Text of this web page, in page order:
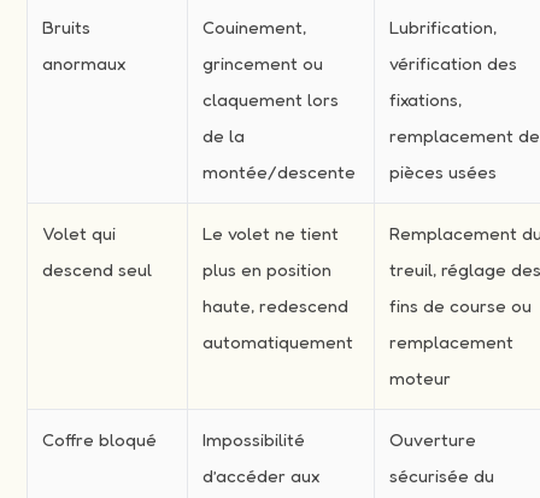
Bruits
anormaux
Couinement,
grincement ou
claquement lors
de la
montée/descente
Lubrification,
vérification des
fixations,
remplacement de
pièces usées
Volet qui
descend seul
Le volet ne tient
plus en position
haute, redescend
automatiquement
Remplacement
treuil, réglage
fins de course ou
remplacement
moteur
Coffre bloqué
Impossibilité
d’accéder aux
Ouverture
sécurisée du